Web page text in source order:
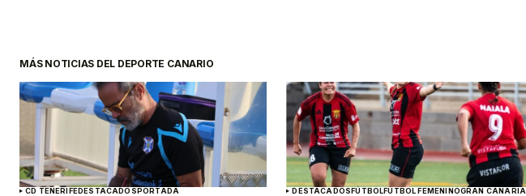
MÁS NOTICIAS DEL DEPORTE CANARIO
CD TENERIFEDESTACADOSPORTADA DESTACADOSFÚTBOLFÚTBOL FEMENINOGRAN CANARIA